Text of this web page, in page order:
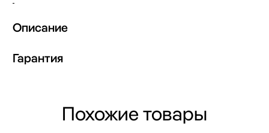
Описание
Гарантия
Похожие товары